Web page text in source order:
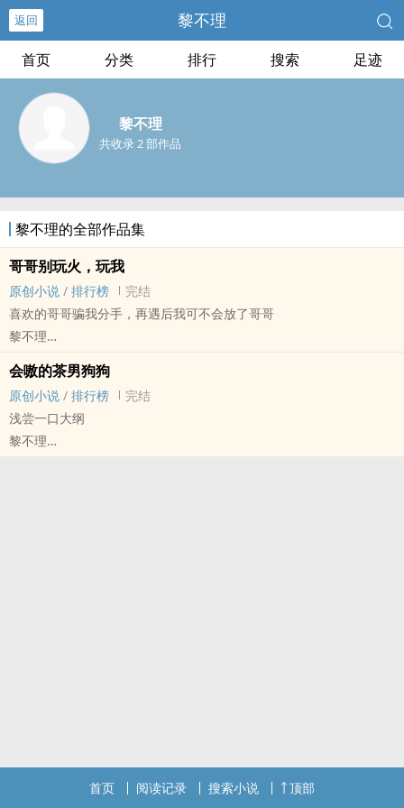
返回 黎不理
首页 分类 排行 搜索 足迹
黎不理
共收录 2 部作品
黎不理的全部作品集
哥哥别玩火，玩我
原创小说 / 排行榜
完结
喜欢的哥哥骗我分手，再遇后我可不会放了哥哥
黎不理
现代 - 小甜饼 - 破镜重圆 - 中篇
会嗷的茶男狗狗
原创小说 / 排行榜
完结
浅尝一口大纲
黎不理
首页 阅读记录 搜索小说 顶部